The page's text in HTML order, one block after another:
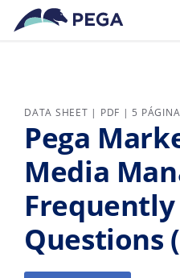
Pular para o conteúdo
DATA SHEET | PDF | 5
Pega
Media
Frequently
Questions